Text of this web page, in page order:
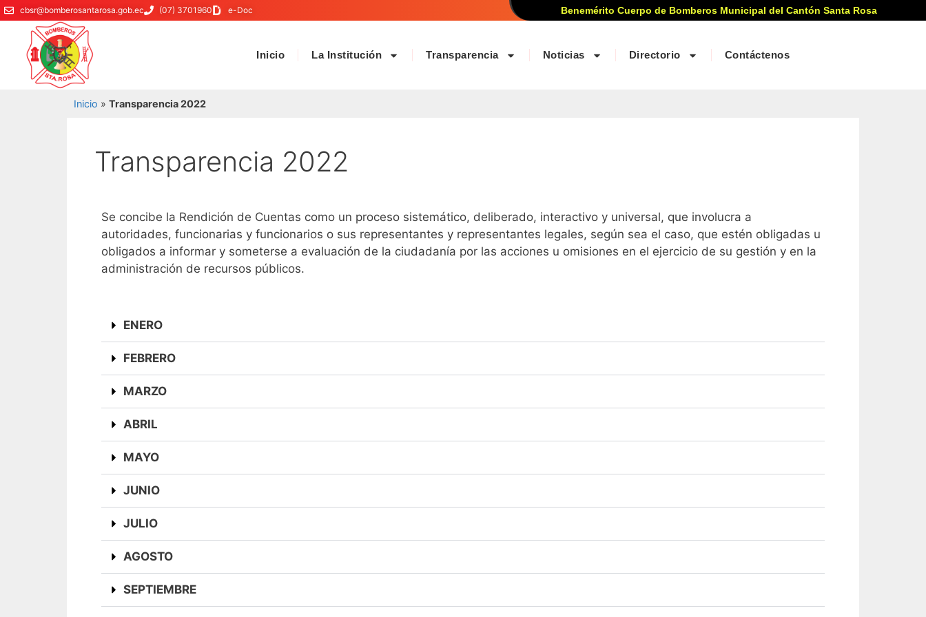
cbsr@bomberosantarosa.gob.ec (07) 3701960 e-Doc Benemérito Cuerpo de Bomberos Municipal del Cantón Santa Rosa
Inicio La Institución Transparencia Noticias Directorio Contáctenos
Inicio » Transparencia 2022
Transparencia 2022
Se concibe la Rendición de Cuentas como un proceso sistemático, deliberado, interactivo y universal, que involucra a
autoridades, funcionarias y funcionarios o sus representantes y representantes legales, según sea el caso, que estén obligadas u
obligados a informar y someterse a evaluación de la ciudadanía por las acciones u omisiones en el ejercicio de su gestión y en la
administración de recursos públicos.
ENERO
FEBRERO
MARZO
ABRIL
MAYO
JUNIO
JULIO
AGOSTO
SEPTIEMBRE